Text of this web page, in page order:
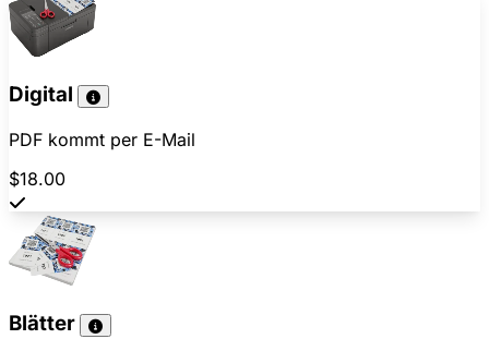
Digital
PDF kommt per E-Mail
$18.00
Blätter